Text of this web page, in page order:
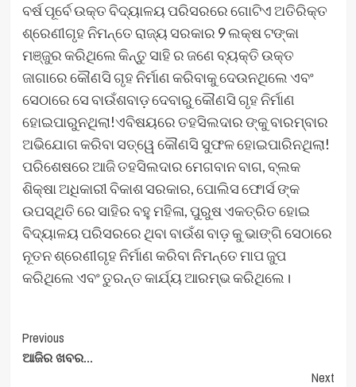
ବର୍ଷ ପୂର୍ବେ ଉକ୍ତ ବିଦ୍ୟାଳୟ ପରିସରରେ ଗୋଟିଏ ଅତିରିକ୍ତ
ଶ୍ରେଣୀଗୃହ ନିମନ୍ତେ ରାଜ୍ୟ ସରକାର 9 ଲକ୍ଷ ଟଙ୍କା
ମଞ୍ଜୁର କରିଥିଲେ କିନ୍ତୁ ସାହି ର ଜଣେ ବ୍ୟକ୍ତି ଉକ୍ତ
ଜାଗାରେ କୌଣସି ଗୃହ ନିର୍ମାଣ କରିବାକୁ ଦେଉନଥିଲେ ଏବଂ
ସେଠାରେ ସେ ବାଉଁଶବାଡ଼ ଦେବାରୁ କୌଣସି ଗୃହ ନିର୍ମାଣ
ହୋଇପାରୁନଥିଲା!ଏବିଷୟରେ ତହସିଲଦାର ଙ୍କୁ ବାରମ୍ବାର
ଅଭିଯୋଗ କରିବା ସତ୍ୱେ କୌଣସି ସୁଫଳ ହୋଇପାରିନଥିଲା!
ପରିଶେଷରେ ଆଜି ତହସିଲଦାର ମେଗବାନ ବାଗ, ବ୍ଲକ
ଶିକ୍ଷା ଅଧିକାରୀ ବିକାଶ ସରକାର, ପୋଲିସ ଫୋର୍ସ ଙ୍କ
ଉପସ୍ଥିତି ରେ ସାହିର ବହୁ ମହିଳା, ପୁରୁଷ ଏକତ୍ରିତ ହୋଇ
ବିଦ୍ୟାଳୟ ପରିସରରେ ଥିବା ବାଉଁଶ ବାଡ଼ କୁ ଭାଙ୍ଗି ସେଠାରେ
ନୂତନ ଶ୍ରେଣୀଗୃହ ନିର୍ମାଣ କରିବା ନିମନ୍ତେ ମାପ ଜୁପ
କରିଥିଲେ ଏବଂ ତୁରନ୍ତ କାର୍ଯ୍ୟ ଆରମ୍ଭ କରିଥିଲେ।
Post
Navigation
Previous
ଆଜିର ଖବର…
Next